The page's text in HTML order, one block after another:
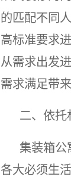
的匹配不同
高标准要求
从需求出发
需求满足带
二、依托
集装箱公
各大必须生